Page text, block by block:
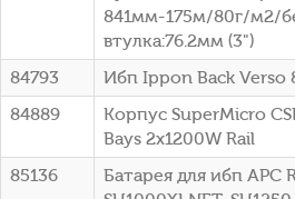
841мм-175м/80г/м2/
втулка:76.2мм (3")
84793
Ибп Ippon Back Verso
84889
Корпус SuperMicro
Bays 2x1200W Rail
85136
Батарея для ибп APC